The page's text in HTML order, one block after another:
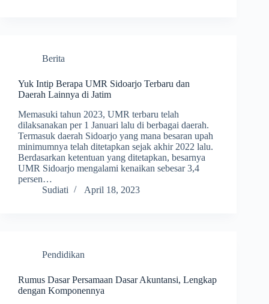
Berita
Yuk Intip Berapa UMR Sidoarjo Terbaru dan
Daerah Lainnya di Jatim
Memasuki tahun 2023, UMR terbaru telah
dilaksanakan per 1 Januari lalu di berbagai daerah.
Termasuk daerah Sidoarjo yang mana besaran upah
minimumnya telah ditetapkan sejak akhir 2022 lalu.
Berdasarkan ketentuan yang ditetapkan, besarnya
UMR Sidoarjo mengalami kenaikan sebesar 3,4
persen…
Sudiati
April 18, 2023
Pendidikan
Rumus Dasar Persamaan Dasar Akuntansi, Lengkap
dengan Komponennya